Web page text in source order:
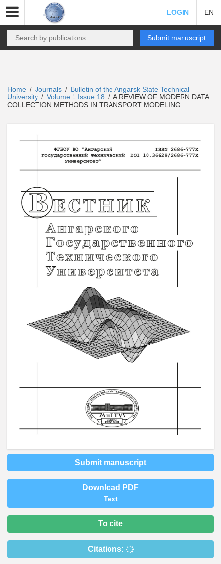
LOGIN EN
Submit manuscript
Home / Journals / Bulletin of the Angarsk State Technical
University / Volume 1 Issue 18 / A REVIEW OF MODERN DATA
COLLECTION METHODS IN TRANSPORT MODELING
Submit manuscript
Download PDF
Text
To cite
Citations: